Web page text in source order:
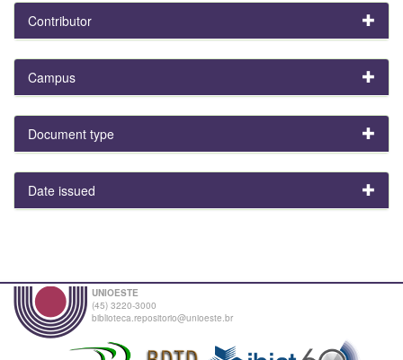
Contributor
Campus
Document type
Date issued
UNIOESTE
(45) 3220-3000
biblioteca.repositorio@unioeste.br